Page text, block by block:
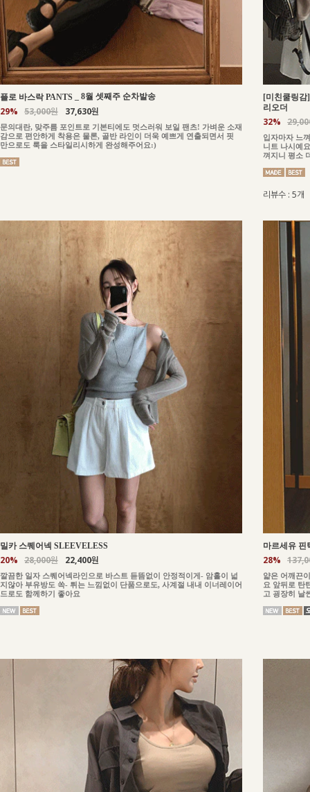
플로 바스락 PANTS 8월 셋째주 순차발송
29% 53,000원 37,630원
문의대란, 맞주름 포인트로 기본티에도 멋스러워 보일 팬츠! 가벼운 소재
감으로 편안하게 착용은 물론, 골반 라인이 더욱 예쁘게 연출되면서 핏
만으로도 룩을 스타일리시하게 완성해주어요:)
[미친쿨링
리오더
32%
입자마자 느
니트 나시예
껴지니 평소
리뷰수 : 5개
밀카 스퀘어넥 SLEEVELESS
20% 28,000원 22,400원
깔끔한 일자 스퀘어넥라인으로 바스트 듣뜸없이 안정적이게- 암홀이 넓
지않아 부유방도 쏙- 튀는 느낌없이 단품으로도, 사계절 내내 이너레이어
드로도 함께하기 좋아요
마르세유 핀
28%
얇은 어깨끈
요 앞뒤로 탄
고 굉장히 날